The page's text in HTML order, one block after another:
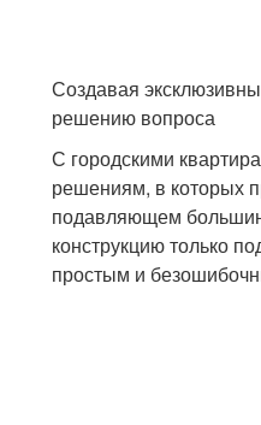
Создавая
решению вопроса
С городскими
решениям, в которых
подавляющем
конструкцию только
простым и